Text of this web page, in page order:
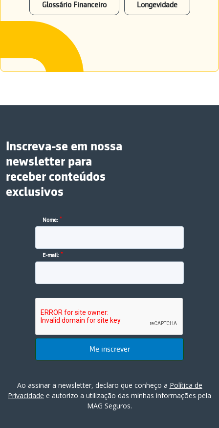
Glossário Financeiro Longevidade
Inscreva-se em nossa
newsletter para
receber conteúdos
exclusivos
Nome: *
E-mail: *
Ao assinar a newsletter, declaro que conheço a Política de
Privacidade e autorizo a utilização das minhas informações pela
MAG Seguros.